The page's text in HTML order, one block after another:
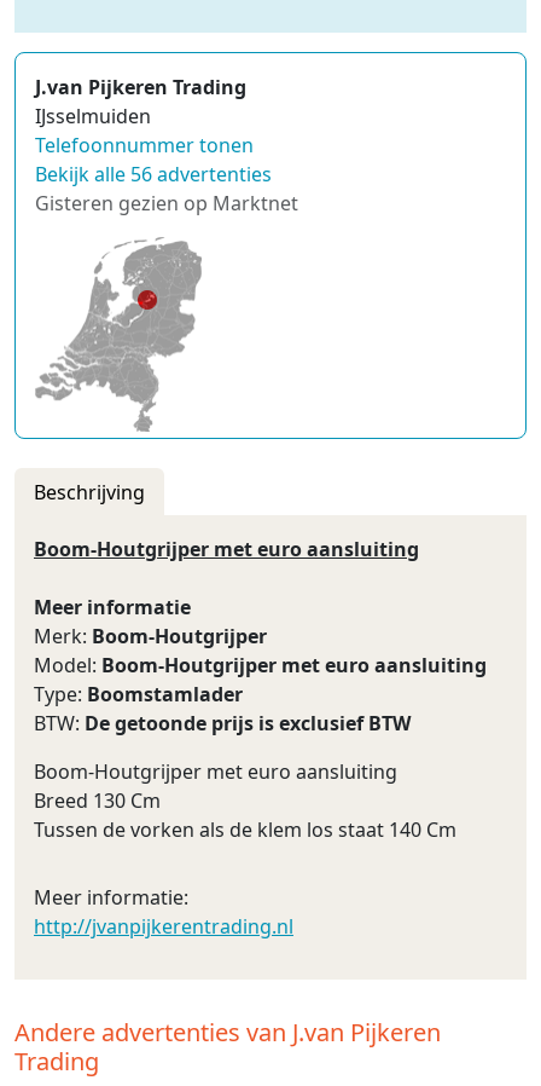
J.van Pijkeren Trading
IJsselmuiden
Telefoonnummer tonen
Bekijk alle 56 advertenties
Gisteren gezien op Marktnet
Beschrijving
Boom-Houtgrijper met euro aansluiting
Meer informatie
Merk: Boom-Houtgrijper
Model: Boom-Houtgrijper met euro aansluiting
Type: Boomstamlader
BTW: De getoonde prijs is exclusief BTW
Boom-Houtgrijper met euro aansluiting
Breed 130 Cm
Tussen de vorken als de klem los staat 140 Cm
Meer informatie:
http://jvanpijkerentrading.nl
Andere advertenties van J.van Pijkeren
Trading